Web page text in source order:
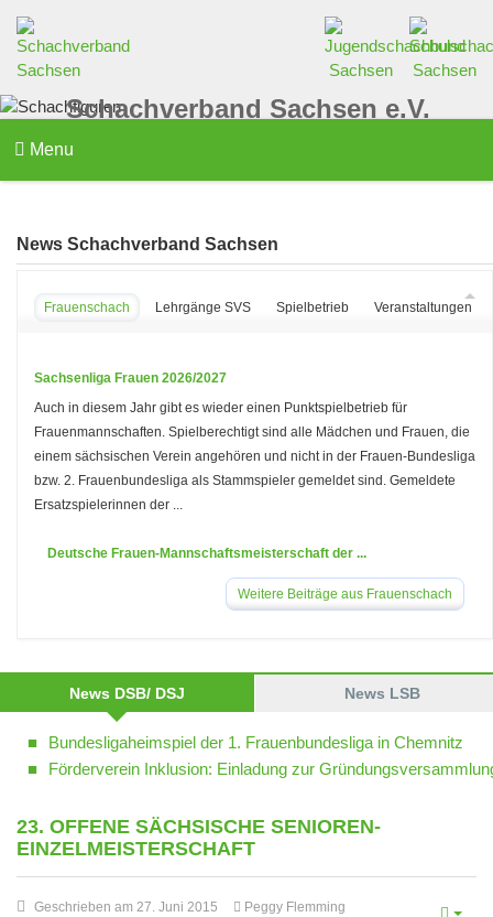
Schachverband Sachsen e.V.
Menu
News Schachverband Sachsen
Frauenschach Lehrgänge SVS Spielbetrieb Veranstaltungen
Sachsenliga Frauen 2026/2027
Auch in diesem Jahr gibt es wieder einen Punktspielbetrieb für
Frauenmannschaften. Spielberechtigt sind alle Mädchen und Frauen, die
einem sächsischen Verein angehören und nicht in der Frauen-Bundesliga
bzw. 2. Frauenbundesliga als Stammspieler gemeldet sind. Gemeldete
Ersatzspielerinnen der ...
Deutsche Frauen-Mannschaftsmeisterschaft der ...
Weitere Beiträge aus Frauenschach
News DSB/ DSJ News LSB
Bundesligaheimspiel der 1. Frauenbundesliga in Chemnitz
Förderverein Inklusion: Einladung zur
23. OFFENE SÄCHSISCHE SENIOREN-
EINZELMEISTERSCHAFT
Geschrieben am 27. Juni 2015
Peggy Flemming